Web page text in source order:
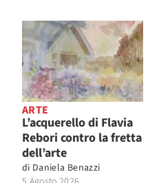
ARTE
L’acquerello di Flavia
Rebori contro la fretta
dell’arte
di Daniela Benazzi